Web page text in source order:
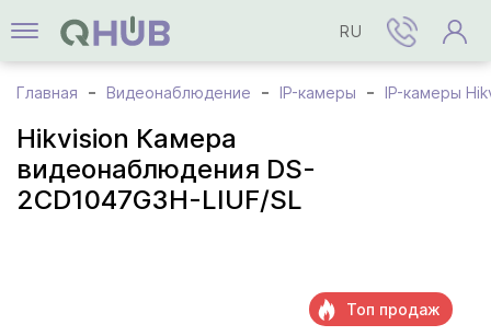
RU
Главная Видеонаблюдение IP-камеры IP-камеры
Hikvision Камера
видеонаблюдения DS-
2CD1047G3H-LIUF/SL
Топ продаж